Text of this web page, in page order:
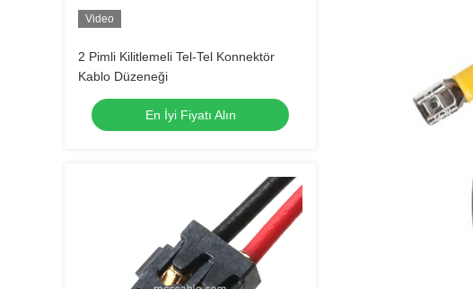
Video
2 Pimli Kilitlemeli Tel-Tel Konnektör
Kablo Düzeneği
En İyi Fiyatı Alın